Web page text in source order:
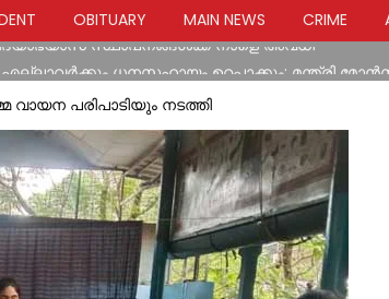
OBITUARY MAIN NEWS CRIME
ധനസഹായം ഉറപ്പാക്കും: മന്ത്രി
ഹസ്തവുമായി കോൺഗ്രസ് കുന്നോന്നി വാർഡ്
നേരിട്ട വ്യാപാരികൾക്ക് സാമ്പത്തിക സഹായ
സ്ഥാപനങ്ങൾക്ക് നാളെ അവധി
പരിപാടിയും നടത്തി